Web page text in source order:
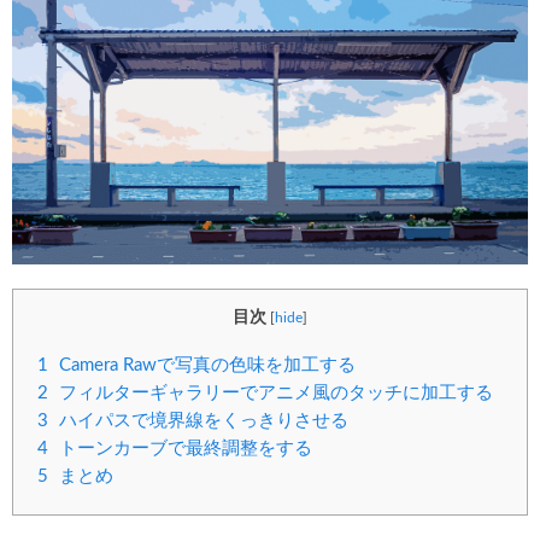
目次 [hide]
1
Camera Rawで写真の色味を加工する
2
フィルターギャラリーでアニメ風のタッチに加工する
3
ハイパスで境界線をくっきりさせる
4
トーンカーブで最終調整をする
5
まとめ